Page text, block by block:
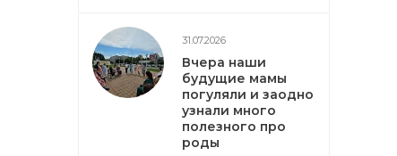
31.07.2026
Вчера наши
будущие мамы
погуляли и заодно
узнали много
полезного про
роды